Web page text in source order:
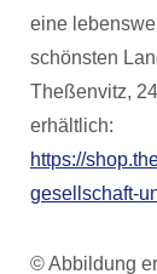
eine
schönsten
Theßenvitz,
erhältlich:
https://
gesellschaft-
© Abbildung